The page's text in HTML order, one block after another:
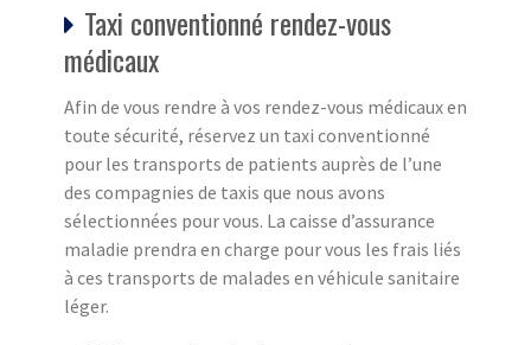
Taxi conventionné rendez-vous
médicaux
Afin de vous rendre à vos rendez-vous médicaux en
toute sécurité, réservez un taxi conventionné
pour les transports de patients auprès de l’une
des compagnies de taxis que nous avons
sélectionnées pour vous. La caisse d’assurance
maladie prendra en charge pour vous les frais liés
à ces transports de malades en véhicule sanitaire
léger.